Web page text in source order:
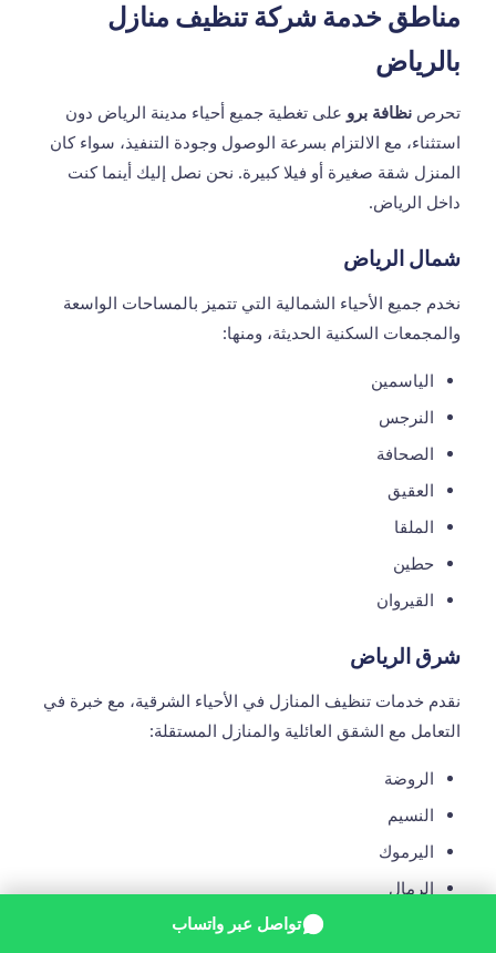
مناطق خدمة شركة تنظيف منازل
بالرياض
تحرص نظافة برو على تغطية جميع أحياء مدينة الرياض دون
استثناء، مع الالتزام بسرعة الوصول وجودة التنفيذ، سواء كان
المنزل شقة صغيرة أو فيلا كبيرة. نحن نصل إليك أينما كنت
داخل الرياض.
شمال الرياض
نخدم جميع الأحياء الشمالية التي تتميز بالمساحات الواسعة
والمجمعات السكنية الحديثة، ومنها:
الياسمين
النرجس
الصحافة
العقيق
الملقا
حطين
القيروان
شرق الرياض
نقدم خدمات تنظيف المنازل في الأحياء الشرقية، مع خبرة في
التعامل مع الشقق العائلية والمنازل المستقلة:
الروضة
النسيم
اليرموك
الرمال
تواصل عبر واتساب